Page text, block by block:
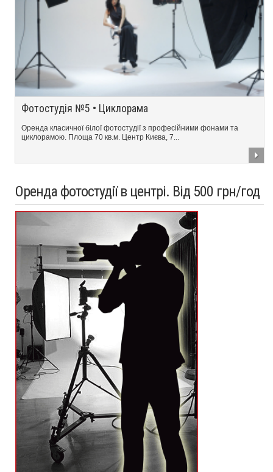
Фотостудія №5 • Циклорама
Оренда класичної білої фотостудії з професійними фонами та
циклорамою. Площа 70 кв.м. Центр Києва, 7...
Оренда фотостудії в центрі. Від 500 грн/год